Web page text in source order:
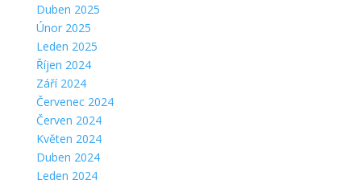
Duben 2025
Únor 2025
Leden 2025
Říjen 2024
Září 2024
Červenec 2024
Červen 2024
Květen 2024
Duben 2024
Leden 2024